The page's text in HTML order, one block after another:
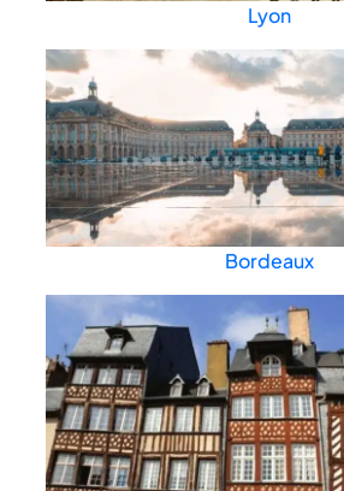
Lyon
Bordeaux